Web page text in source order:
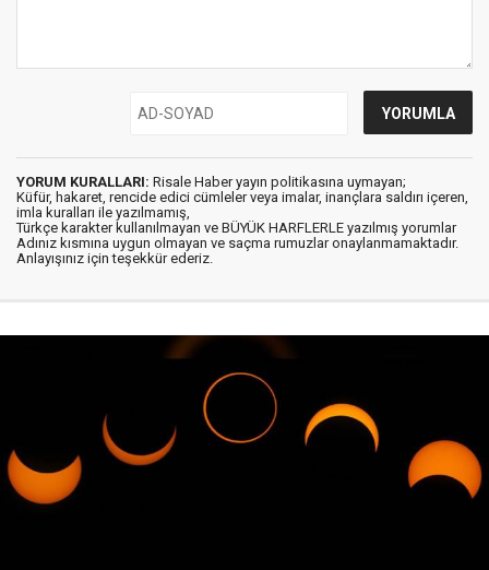
YORUM KURALLARI: Risale Haber yayın politikasına uymayan;
Küfür, hakaret, rencide edici cümleler veya imalar, inançlara saldırı içeren,
imla kuralları ile yazılmamış,
Türkçe karakter kullanılmayan ve BÜYÜK HARFLERLE yazılmış yorumlar
Adınız kısmına uygun olmayan ve saçma rumuzlar onaylanmamaktadır.
Anlayışınız için teşekkür ederiz.